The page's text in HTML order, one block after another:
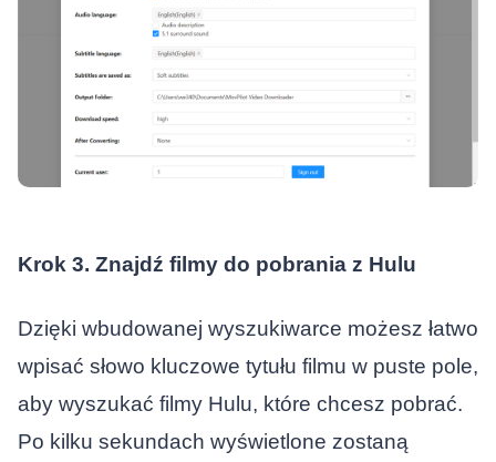
Krok 3. Znajdź filmy do pobrania z Hulu
Dzięki wbudowanej wyszukiwarce możesz łatwo
wpisać słowo kluczowe tytułu filmu w puste pole,
aby wyszukać filmy Hulu, które chcesz pobrać.
Po kilku sekundach wyświetlone zostaną